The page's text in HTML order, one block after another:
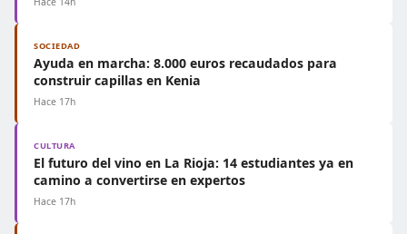
SOCIEDAD
Ayuda en marcha: 8.000 euros recaudados para
construir capillas en Kenia
Hace 17h
CULTURA
El futuro del vino en La Rioja: 14 estudiantes ya en
camino a convertirse en expertos
Hace 17h